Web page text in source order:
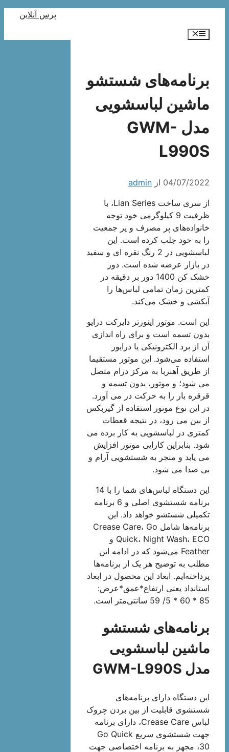
پرس آنلاین
فهرست
برنامه‌های شستشو
ماشین لباسشویی
مدل GWM-
L990S
04/07/2022 از admin
از سری ساخت Lian Series، با
ظرفیت 9 کیلوگرمی خود توجه
خانواده‌های پر مصرف و پر جمعیت
را به خود جلب کرده است. این
لباسشویی در 2 رنگ نقره ای و سفید
در بازار عرضه شده است. دور
خشک کن 1400 دور بر دقیقه در
کمترین زمان تمامی لباس‌ها را
آبکشی و خشک می‌کند.
این است. موتور اینورتر دایرکت درایو
بدون تسمه است و برای راه ‌اندازی
آن از برد الکترونیکی یا درایور
استفاده می‌شود‌. این موتور مستقیما
از طریق آهنربا به مرکز درام متصل
می شود؛ و موتور، بدون تسمه و
قرقره بار را به حرکت در می آورد.
در این نوع موتور استفاده از گیربکس
از بین می رود، در نتیجه قعطات
کمتری در لباسشویی به کار برده می
شود. بنابراین کارایی موتور افزایش
می یابد و منجر به شستشویی آرام و
بی صدا می شود.
این دستگاه لباس‌های شما را با 14
برنامه شستشوی اصلی و 6 برنامه
تکمیلی شستشو خواهد داد. این
برنامه‌ها شامل Crease Care، Go
Quick، Night Wash، ECO و
Feather می‌شود که در ادامه این
مطلب به توضیح هر یک از برنامه‌ها
پرداخته‌ایم. ابعاد این محصول در ابعاد
استانداد یعنی ارتفاع*عمق*عرض:
85 * 60 * 5/ 59 سانتی‌متر است.
برنامه‌های شستشو
ماشین لباسشویی
مدل GWM-L990S
این دستگاه دارای برنامه‌های
شستشوی قابلیت از بین بردن چروک
لباس Crease Care، دارای برنامه
جهت شستشوی سریع Go Quick
30، مجهز به برنامه اختصاصی جهت